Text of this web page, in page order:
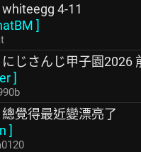
whiteegg 4-11
]
にじさんじ甲子園2026
]
總覺得最近變漂亮了
]